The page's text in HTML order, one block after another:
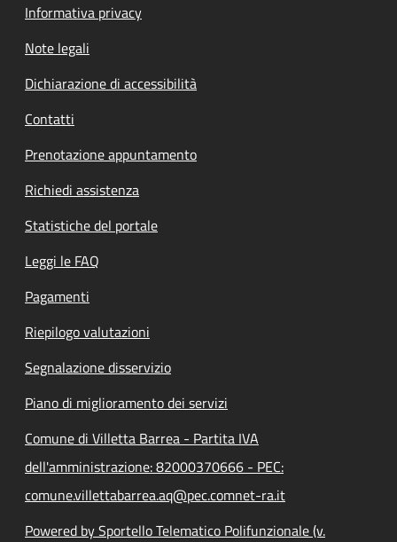
Informativa privacy
Note legali
Dichiarazione di accessibilità
Contatti
Prenotazione appuntamento
Richiedi assistenza
Statistiche del portale
Leggi le FAQ
Pagamenti
Riepilogo valutazioni
Segnalazione disservizio
Piano di miglioramento dei servizi
Comune di Villetta Barrea - Partita IVA
dell'amministrazione: 82000370666 - PEC:
comune.villettabarrea.aq@pec.comnet-ra.it
Powered by Sportello Telematico Polifunzionale (v.